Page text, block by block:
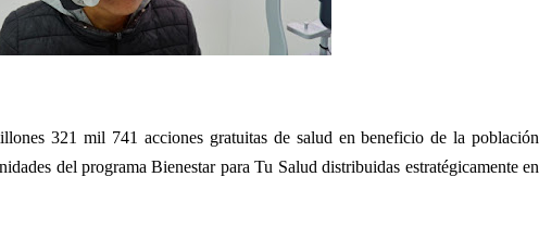
321 mil 741 acciones gratuitas de salud en beneficio de la población
del programa Bienestar para Tu Salud distribuidas estratégicamente en